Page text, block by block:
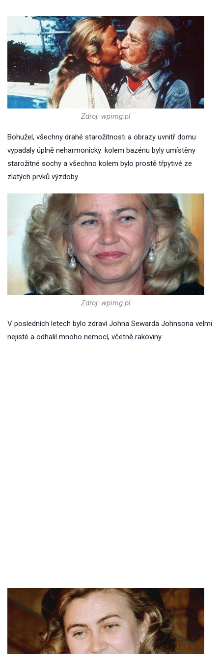
Zdroj: wpimg.pl
Bohužel, všechny drahé starožitnosti a obrazy uvnitř domu
vypadaly úplně neharmonicky: kolem bazénu byly umístěny
starožitné sochy a všechno kolem bylo prostě třpytivé ze
zlatých prvků výzdoby.
Zdroj: wpimg.pl
V posledních letech bylo zdraví Johna Sewarda Johnsona velmi
nejisté a odhalil mnoho nemocí, včetně rakoviny.